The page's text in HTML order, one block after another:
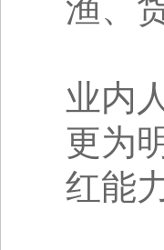
渔、
业内
更为
红能